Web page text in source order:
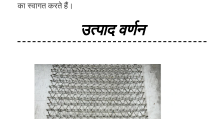
का स्वागत करते हैं।
उत्पाद वर्णन